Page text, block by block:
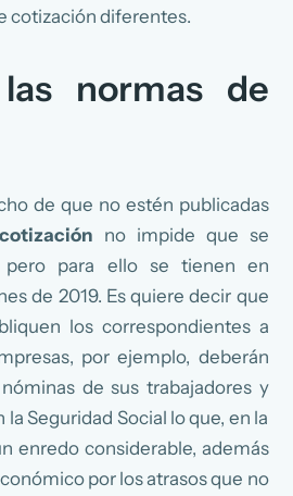
cotización diferentes.
normas de
de que no estén publicadas
no impide que se
pero para ello se tienen en
de 2019. Es quiere decir que
los correspondientes a
por ejemplo, deberán
de sus trabajadores y
la Seguridad Social lo que, en la
enredo considerable, además
por los atrasos que no